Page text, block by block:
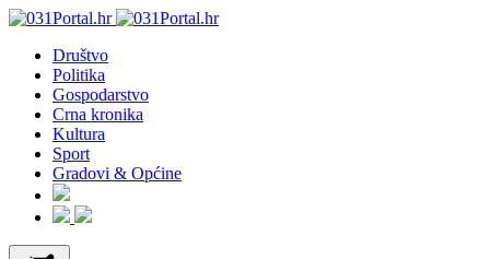
Društvo
Politika
Gospodarstvo
Crna kronika
Kultura
Sport
Gradovi & Općine